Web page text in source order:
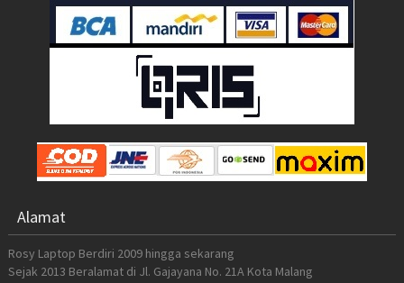
Alamat
Rosy Laptop Berdiri 2009 hingga sekarang
Sejak 2013 Beralamat di Jl. Gajayana No. 21A Kota Malang